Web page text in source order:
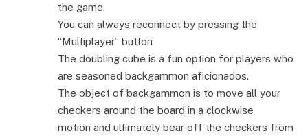
the game.
You can always reconnect by pressing the
“Multiplayer” button
The doubling cube is a fun option for players who
are seasoned backgammon aficionados.
The object of backgammon is to move all your
checkers around the board in a clockwise
motion and ultimately bear off the checkers from